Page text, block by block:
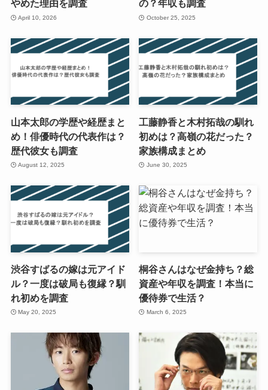
やめた理由を調査
April 10, 2026
の？年収も調査
October 25, 2025
山本太郎の学歴や経歴まと
め！俳優時代の代表作は？
歴代彼女も調査
August 12, 2025
工藤静香と木村拓哉の馴れ
初めは？高嶺の花だった？
家族構成まとめ
June 30, 2025
渋谷すばるの嫁は元アイド
ル？一度は破局も復縁？馴
れ初めを調査
May 20, 2025
桐谷さんはなぜ金持ち？総
資産や年収を調査！本当に
優待券で生活？
March 6, 2025